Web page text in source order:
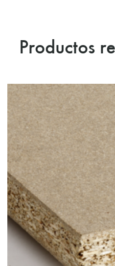
Productos